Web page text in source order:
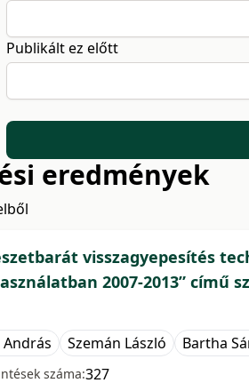
Publikált ez előtt
eredmények
visszagyepesítés
2007-2013”
Szemán László Bartha
száma:327